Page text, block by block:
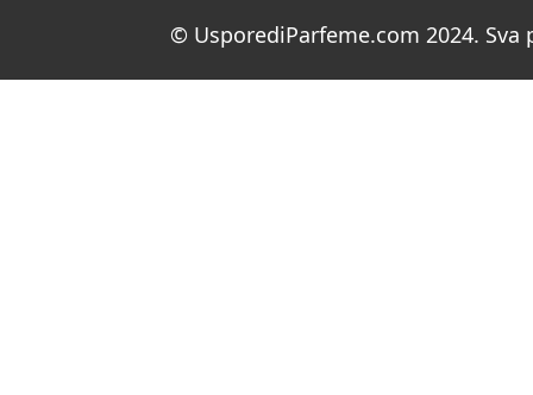
© UsporediParfeme.com 2024. Sva